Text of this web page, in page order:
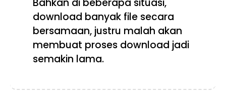
Bahkan di beberapa situasi,
download banyak file secara
bersamaan, justru malah akan
membuat proses download jadi
semakin lama.